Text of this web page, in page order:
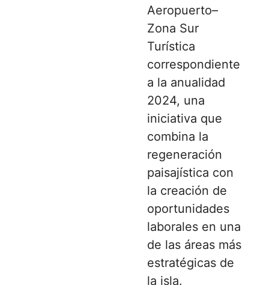
Aeropuerto–
Zona Sur
Turística
correspondiente
a la anualidad
2024, una
iniciativa que
combina la
regeneración
paisajística con
la creación de
oportunidades
laborales en una
de las áreas más
estratégicas de
la isla.